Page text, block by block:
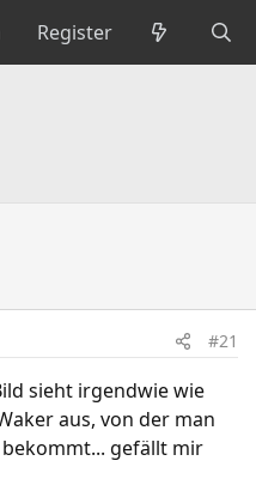
Register
#21
sieht irgendwie wie
aus, von der man
gefällt mir